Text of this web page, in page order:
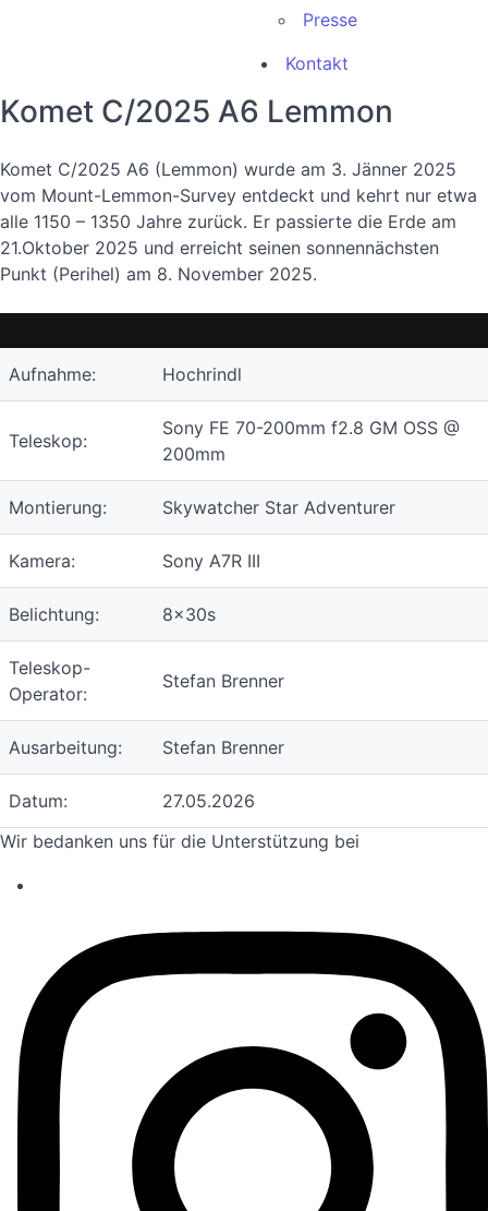
Presse
Kontakt
Komet C/2025 A6 Lemmon
Komet C/2025 A6 (Lemmon) wurde am 3. Jänner 2025
vom Mount-Lemmon-Survey entdeckt und kehrt nur etwa
alle 1150 – 1350 Jahre zurück. Er passierte die Erde am
21.Oktober 2025 und erreicht seinen sonnennächsten
Punkt (Perihel) am 8. November 2025.
Aufnahme: Hochrindl
Teleskop:
Sony FE 70-200mm f2.8 GM OSS @
200mm
Montierung: Skywatcher Star Adventurer
Kamera: Sony A7R III
Belichtung: 8x30s
Teleskop-
Operator:
Stefan Brenner
Ausarbeitung: Stefan Brenner
Datum:
27.05.2026
Wir bedanken uns für die Unterstützung bei